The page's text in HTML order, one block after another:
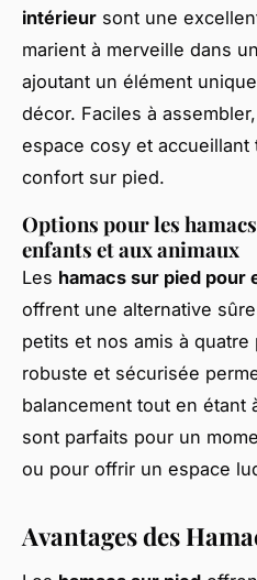
intérieur sont une
marient à merveille dans
ajoutant un élément
décor. Faciles à
espace cosy et accueillant
confort sur pied.
Options pour les
enfants et aux animaux
Les hamacs sur pied pour
offrent une alternative
petits et nos amis à
robuste et sécurisée
balancement tout en étant
sont parfaits pour un
ou pour offrir un espace
Avantages des